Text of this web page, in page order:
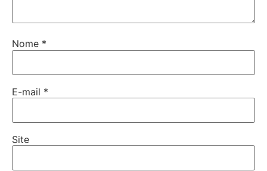
Nome *
E-mail *
Site